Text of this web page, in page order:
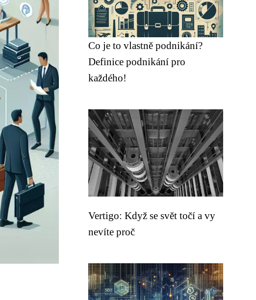
Co je to vlastně podnikání?
Definice podnikání pro
každého!
Vertigo: Když se svět točí a vy
nevíte proč